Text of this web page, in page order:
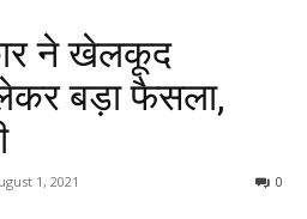
ने खेलकूद
बड़ा फैसला,
1, 2021 0